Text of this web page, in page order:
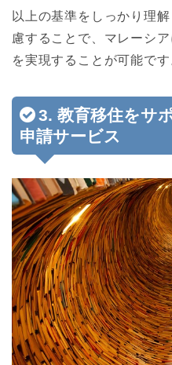
以上の基準をしっかり理
慮することで、マレーシ
を実現することが可能です
3. 教育移住をサ
申請サービス